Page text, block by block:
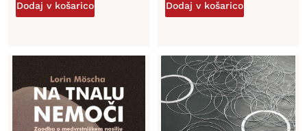
Dodaj v košarico Dodaj v košarico